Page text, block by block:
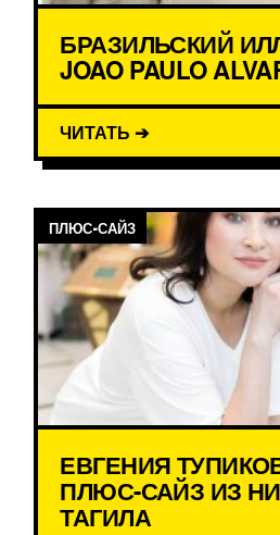
БРАЗИЛЬСКИЙ
JOAO PAULO
ЧИТАТЬ ➔
ПЛЮС-САЙЗ
ЕВГЕНИЯ
ПЛЮС-САЙЗ ИЗ
ТАГИЛА